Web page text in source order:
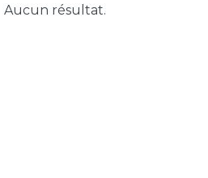
Aucun résultat.